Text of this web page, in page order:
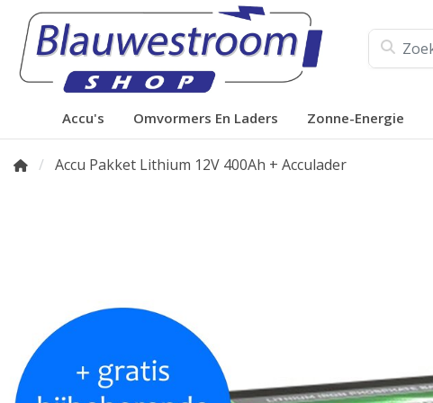
Accu's Omvormers En Laders Zonne-Energie
Accu Pakket Lithium 12V 400Ah + Acculader